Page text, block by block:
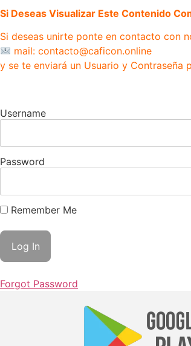
Si Deseas Visualizar Este Contenido
Si deseas unirte ponte en contacto con
mail: contacto@caficon.online
y se te enviará un Usuario y Contraseña
Username
Password
Remember Me
Forgot Password